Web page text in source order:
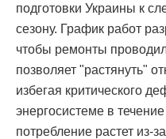
подготовки Украины к
сезону. График работ
чтобы ремонты
позволяет "растянуть"
избегая критического
энергосистеме в
потребление растет из-